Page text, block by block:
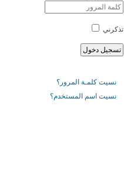
تذكرني
نسيت كلمـة المرور؟
نسيت اسم المستخدم؟